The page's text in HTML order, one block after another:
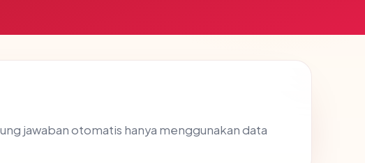
jawaban otomatis hanya menggunakan data